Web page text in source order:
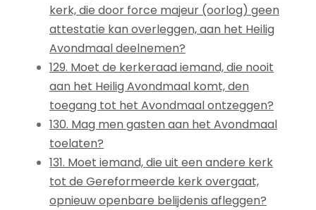
kerk, die door force majeur (oorlog) geen
attestatie kan overleggen, aan het Heilig
Avondmaal deelnemen?
129. Moet de kerkeraad iemand, die nooit
aan het Heilig Avondmaal komt, den
toegang tot het Avondmaal ontzeggen?
130. Mag men gasten aan het Avondmaal
toelaten?
131. Moet iemand, die uit een andere kerk
tot de Gereformeerde kerk overgaat,
opnieuw openbare belijdenis afleggen?